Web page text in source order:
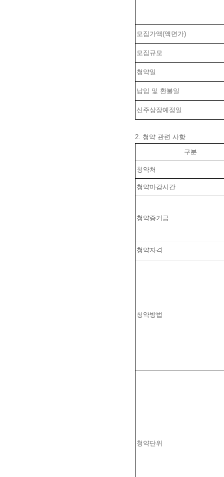
모집가액(액면가)
모집규모
청약일
납입 및 환불일
신주상장예정일
2. 청약 관련 사항
구분
청약처
청약마감시간
청약증거금
청약자격
청약방법
청약단위